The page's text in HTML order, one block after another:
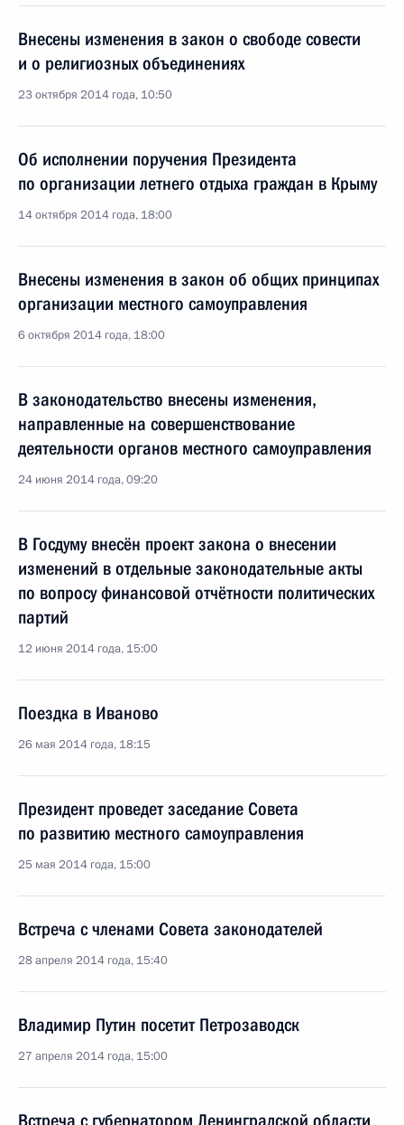
Внесены изменения в закон о свободе совести
и о религиозных объединениях
23 октября 2014 года, 10:50
Об исполнении поручения Президента
по организации летнего отдыха граждан в Крыму
14 октября 2014 года, 18:00
Внесены изменения в закон об общих принципах
организации местного самоуправления
6 октября 2014 года, 18:00
В законодательство внесены изменения,
направленные на совершенствование
деятельности органов местного самоуправления
24 июня 2014 года, 09:20
В Госдуму внесён проект закона о внесении
изменений в отдельные законодательные акты
по вопросу финансовой отчётности политических
партий
12 июня 2014 года, 15:00
Поездка в Иваново
26 мая 2014 года, 18:15
Президент проведет заседание Совета
по развитию местного самоуправления
25 мая 2014 года, 15:00
Встреча с членами Совета законодателей
28 апреля 2014 года, 15:40
Владимир Путин посетит Петрозаводск
27 апреля 2014 года, 15:00
Встреча с губернатором Ленинградской области